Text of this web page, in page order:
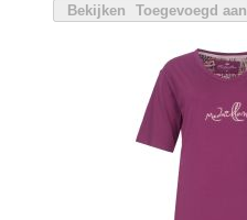
Bekijken Toegevoegd